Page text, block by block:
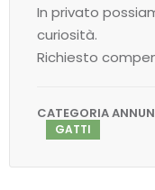
In privato
curiosità.
Richiesto
CATEGORIA
GATTI